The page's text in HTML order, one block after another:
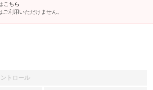
こちら
利用いただけません。
トロール